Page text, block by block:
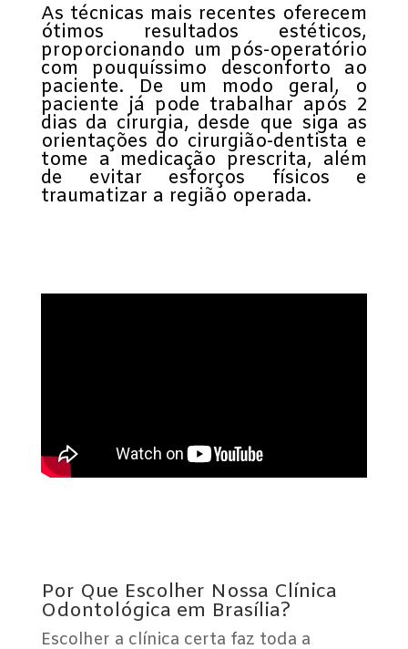
As técnicas mais recentes oferecem
ótimos resultados estéticos,
proporcionando um pós-operatório
com pouquíssimo desconforto ao
paciente. De um modo geral, o
paciente já pode trabalhar após 2
dias da cirurgia, desde que siga as
orientações do cirurgião-dentista e
tome a medicação prescrita, além
de evitar esforços físicos e
traumatizar a região operada.
Por Que Escolher Nossa Clínica
Odontológica em Brasília?
Escolher a clínica certa faz toda a